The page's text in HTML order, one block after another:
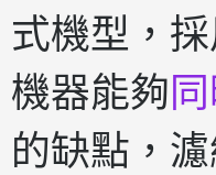
式機型，
機器能夠
的缺點，